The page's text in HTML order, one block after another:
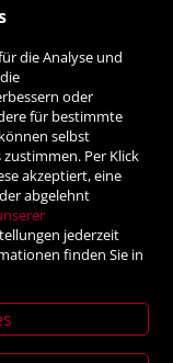
die Analyse und
oder
für bestimmte
selbst
Per Klick
akzeptiert, eine
abgelehnt
jederzeit
finden Sie in